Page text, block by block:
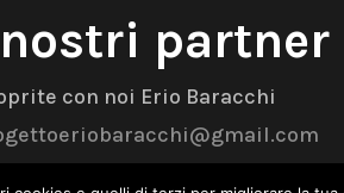
partner
con noi Erio Baracchi